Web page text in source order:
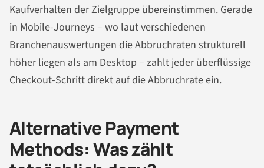
Kaufverhalten der Zielgruppe übereinstimmen. Gerade
in Mobile-Journeys – wo laut verschiedenen
Branchenauswertungen die Abbruchraten strukturell
höher liegen als am Desktop – zahlt jeder überflüssige
Checkout-Schritt direkt auf die Abbruchrate ein.
Alternative Payment
Methods: Was zählt